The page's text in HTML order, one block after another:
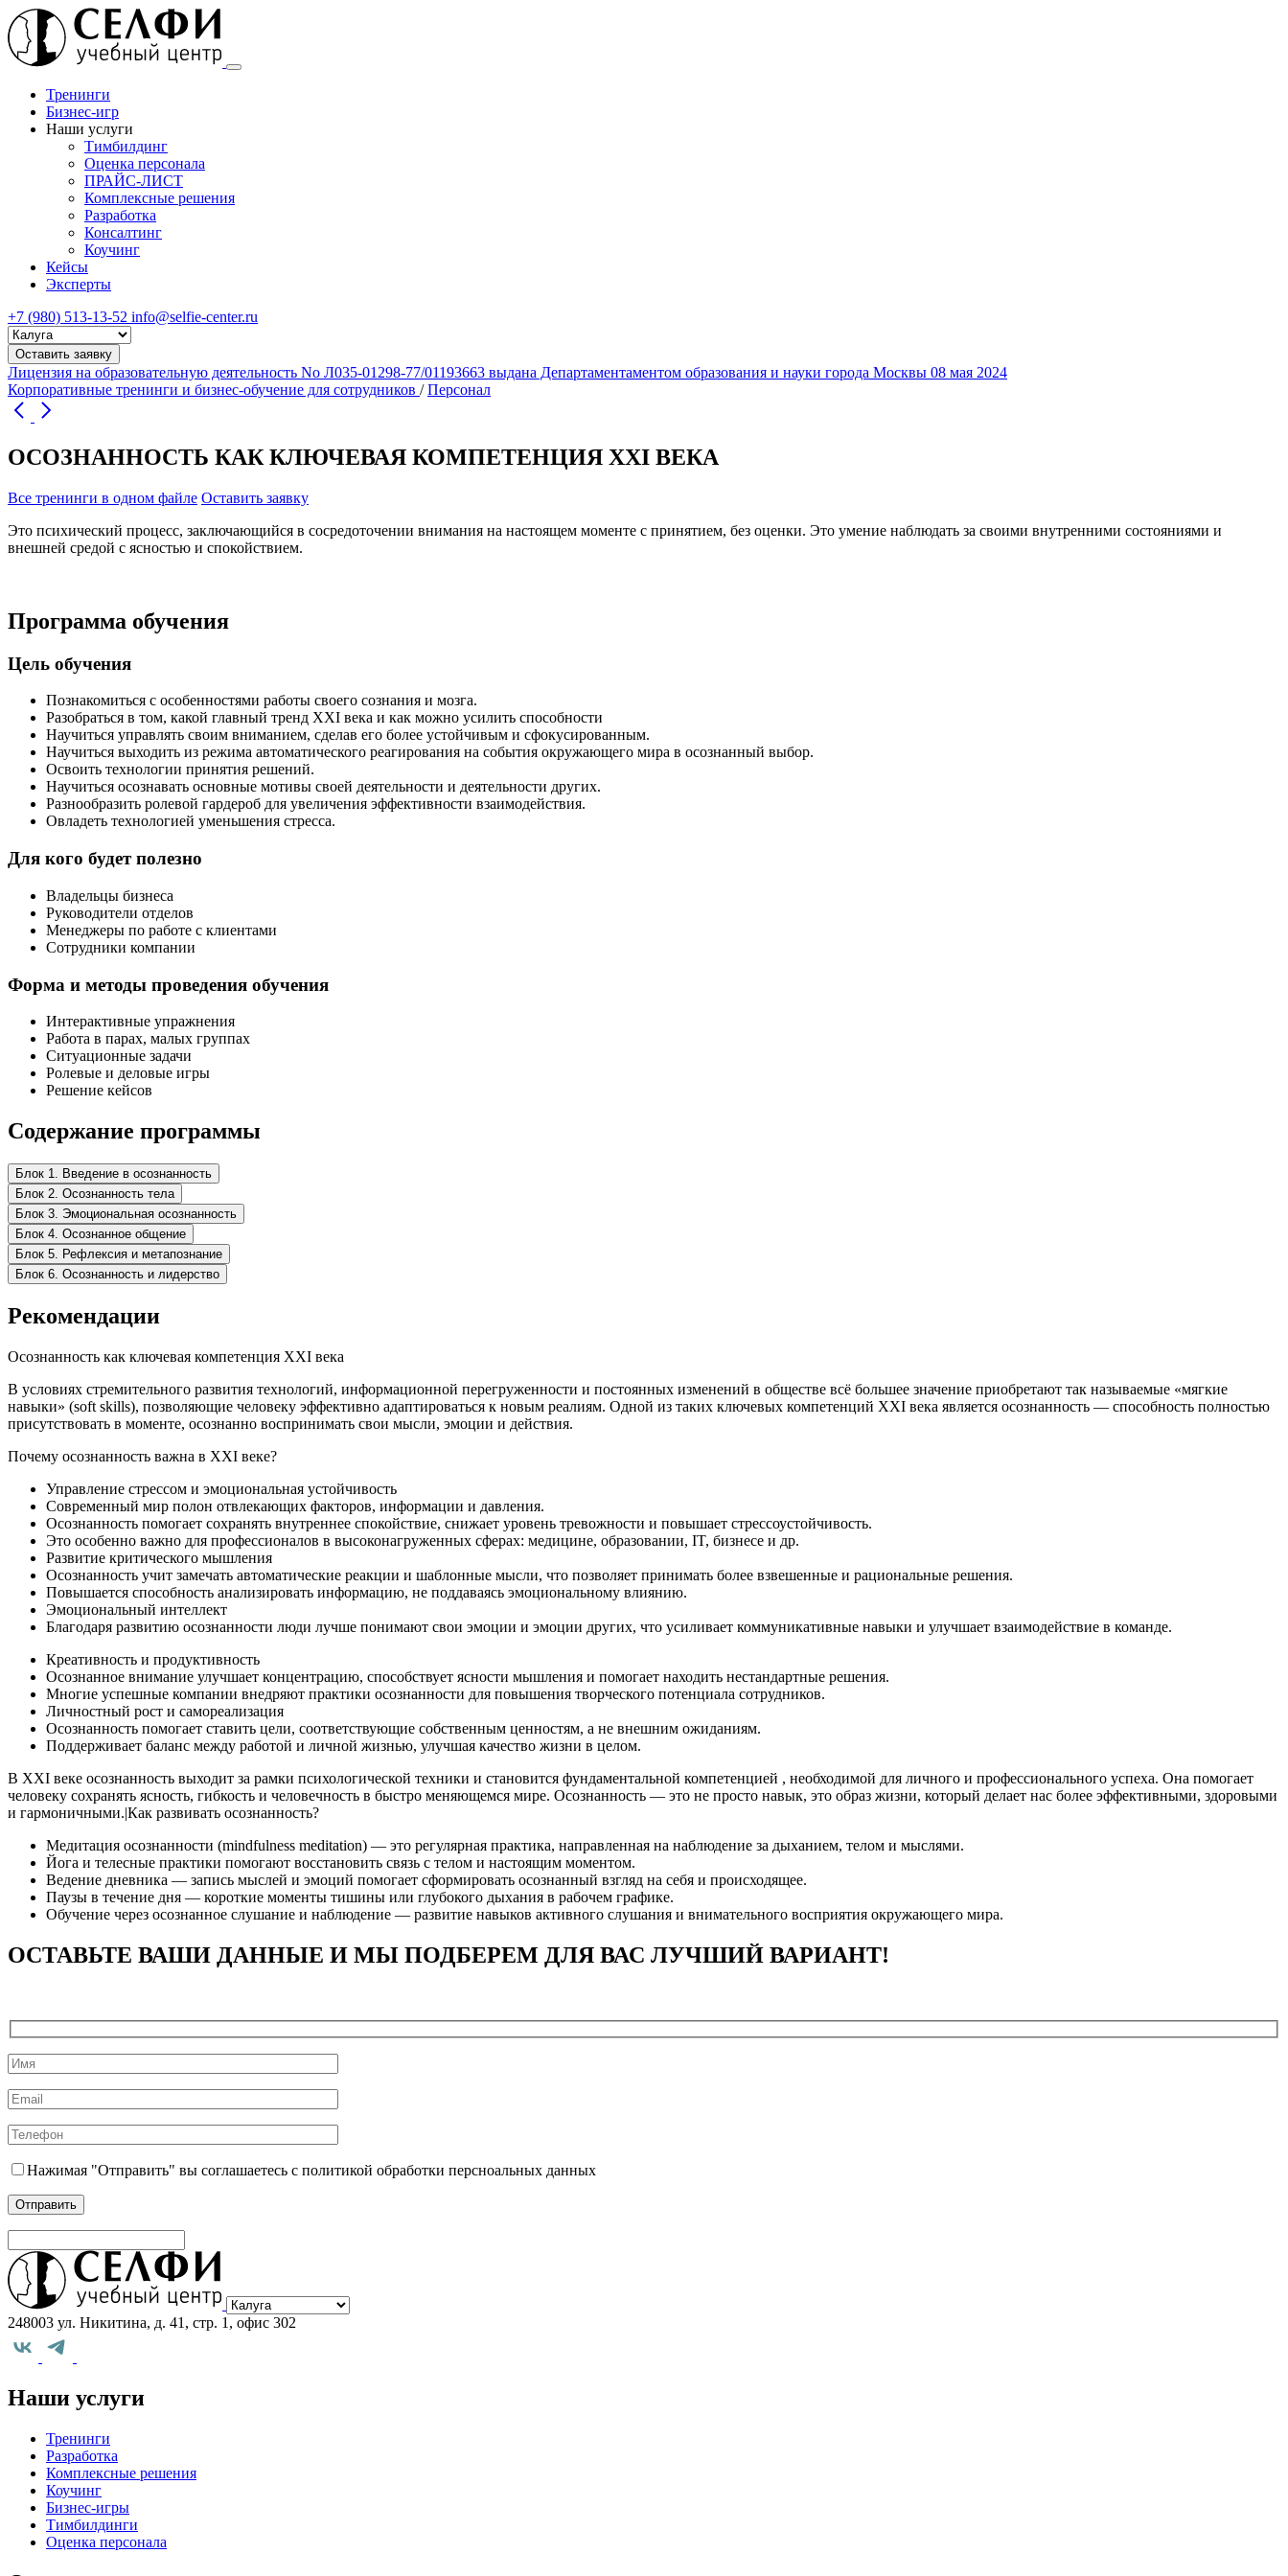
Тренинги
Бизнес-игр
Наши услуги
Тимбилдинг
Оценка персонала
ПРАЙС-ЛИСТ
Комплексные решения
Разработка
Консалтинг
Коучинг
Кейсы
Эксперты
+7 (980) 513-13-52 info@selfie-center.ru
Выберите
город
Оставить заявку
Лицензия на образовательную деятельность No Л035-01298-77/01193663 выдана Департаментаментом образования и науки города Москвы 08 мая 2024
Корпоративные тренинги и бизнес-обучение для сотрудников /Персонал
ОСОЗНАННОСТЬ КАК КЛЮЧЕВАЯ КОМПЕТЕНЦИЯ XXI ВЕКА
Все тренинги в одном файле Оставить заявку
Это психический процесс, заключающийся в сосредоточении внимания на настоящем моменте с принятием, без оценки. Это умение наблюдать за своими внутренними состояниями и
внешней средой с ясностью и спокойствием.
Программа обучения
Цель обучения
Познакомиться с особенностями работы своего сознания и мозга.
Разобраться в том, какой главный тренд XXI века и как можно усилить способности
Научиться управлять своим вниманием, сделав его более устойчивым и сфокусированным.
Научиться выходить из режима автоматического реагирования на события окружающего мира в осознанный выбор.
Освоить технологии принятия решений.
Научиться осознавать основные мотивы своей деятельности и деятельности других.
Разнообразить ролевой гардероб для увеличения эффективности взаимодействия.
Овладеть технологией уменьшения стресса.
Для кого будет полезно
Владельцы бизнеса
Руководители отделов
Менеджеры по работе с клиентами
Сотрудники компании
Форма и методы проведения обучения
Интерактивные упражнения
Работа в парах, малых группах
Ситуационные задачи
Ролевые и деловые игры
Решение кейсов
Содержание программы
Блок 1. Введение в осознанность
Блок 2. Осознанность тела
Блок 3. Эмоциональная осознанность
Блок 4. Осознанное общение
Блок 5. Рефлексия и метапознание
Блок 6. Осознанность и лидерство
Рекомендации
Осознанность как ключевая компетенция XXI века
В условиях стремительного развития технологий, информационной перегруженности и постоянных изменений в обществе всё большее значение приобретают так называемые «мягкие
навыки» (soft skills), позволяющие человеку эффективно адаптироваться к новым реалиям. Одной из таких ключевых компетенций XXI века является осознанность — способность полностью
присутствовать в моменте, осознанно воспринимать свои мысли, эмоции и действия.
Почему осознанность важна в XXI веке?
Управление стрессом и эмоциональная устойчивость
Современный мир полон отвлекающих факторов, информации и давления.
Осознанность помогает сохранять внутреннее спокойствие, снижает уровень тревожности и повышает стрессоустойчивость.
Это особенно важно для профессионалов в высоконагруженных сферах: медицине, образовании, IT, бизнесе и др.
Развитие критического мышления
Осознанность учит замечать автоматические реакции и шаблонные мысли, что позволяет принимать более взвешенные и рациональные решения.
Повышается способность анализировать информацию, не поддаваясь эмоциональному влиянию.
Эмоциональный интеллект
Благодаря развитию осознанности люди лучше понимают свои эмоции и эмоции других, что усиливает коммуникативные навыки и улучшает взаимодействие в команде.
Креативность и продуктивность
Осознанное внимание улучшает концентрацию, способствует ясности мышления и помогает находить нестандартные решения.
Многие успешные компании внедряют практики осознанности для повышения творческого потенциала сотрудников.
Личностный рост и самореализация
Осознанность помогает ставить цели, соответствующие собственным ценностям, а не внешним ожиданиям.
Поддерживает баланс между работой и личной жизнью, улучшая качество жизни в целом.
В XXI веке осознанность выходит за рамки психологической техники и становится фундаментальной компетенцией , необходимой для личного и профессионального успеха. Она помогает
человеку сохранять ясность, гибкость и человечность в быстро меняющемся мире. Осознанность — это не просто навык, это образ жизни, который делает нас более эффективными, здоровыми
и гармоничными.|Как развивать осознанность?
Медитация осознанности (mindfulness meditation) — это регулярная практика, направленная на наблюдение за дыханием, телом и мыслями.
Йога и телесные практики помогают восстановить связь с телом и настоящим моментом.
Ведение дневника — запись мыслей и эмоций помогает сформировать осознанный взгляд на себя и происходящее.
Паузы в течение дня — короткие моменты тишины или глубокого дыхания в рабочем графике.
Обучение через осознанное слушание и наблюдение — развитие навыков активного слушания и внимательного восприятия окружающего мира.
ОСТАВЬТЕ ВАШИ ДАННЫЕ И МЫ ПОДБЕРЕМ ДЛЯ ВАС ЛУЧШИЙ ВАРИАНТ!
Нажимая "Отправить" вы соглашаетесь с политикой обработки персноальных данных
248003 ул. Никитина, д. 41, стр. 1, офис 302
Наши услуги
Тренинги
Разработка
Комплексные решения
Коучинг
Бизнес-игры
Тимбилдинги
Оценка персонала